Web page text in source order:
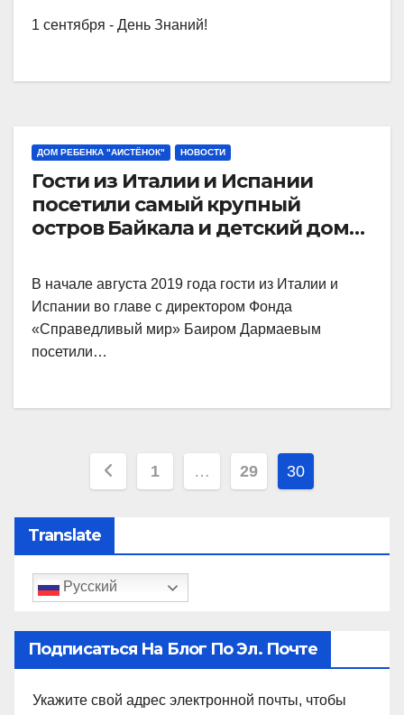
1 сентября - День Знаний!
ДОМ РЕБЕНКА "AИСТЁНОК" НОВОСТИ
Гости из Италии и Испании
посетили самый крупный
остров Байкала и детский дом
В начале августа 2019 года гости из Италии и
Испании во главе с директором Фонда
«Справедливый мир» Баиром Дармаевым
посетили…
1 … 29 30
Translate
Русский
Подписаться На Блог По Эл. Почте
Укажите свой адрес электронной почты, чтобы